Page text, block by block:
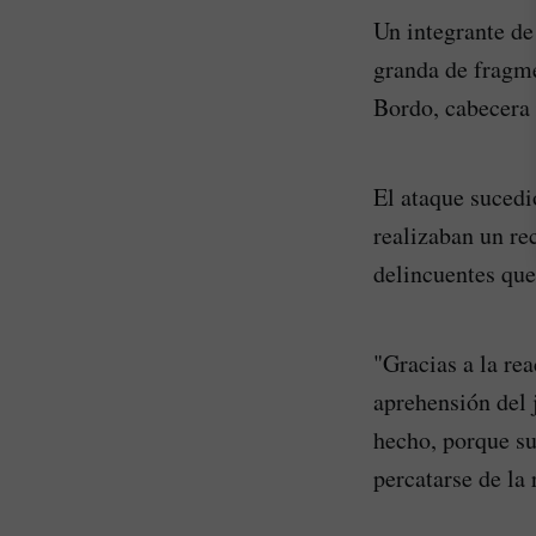
Un integrante
granda de
Bordo,
El ataque
realizaban un
delincuentes
"Gracias a la
aprehensión del
hecho, porque
percatarse de